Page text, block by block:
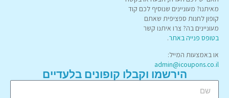
מאיתנו? מעוניינים שנוסיף לכם קוד
קופון לחנות ספציפית שאתם
מעוניינים בה? צרו איתנו קשר
בטופס פנייה באתר.
או באמצעות המייל:
admin@icoupons.co.il
הירשמו וקבלו קופונים בלעדיים